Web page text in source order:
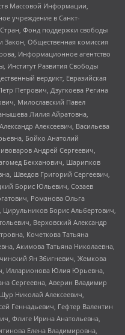
Массовой Информации,
учреждение в Санкт-
Фонд поддержки свободы
Закон, Общественная комиссия
Информационное агентство
Институт Развития Свободы
вердикт, Евразийская
Петрович, Дзугкоева Регина
Милославский Павел
Лилия Айратовна,
Алексеевич, Васильева
Бойко Анатолий
Андрей Сергеевич,
Бекханович, Шарипков
Шведов Григорий Сергеевич,
Борис Юльевич, Созаев
Романова Ольга
Борис Альбертович,
Верховский Александр
Кочеткова Татьяна
Акимова Татьяна Николаевна,
Ян Збигневич, Жемкова
Илларионова Юлия Юрьевна,
Сергеевна, Аверин Владимир
Николай Алексеевич,
Геннадьевич, Гефтер Валентин
Флиге Ирина Анатольевна,
Елена Владимировна,